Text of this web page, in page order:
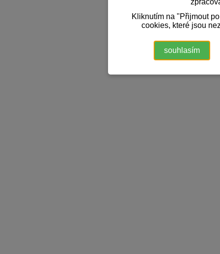
Kliknutím na "Přijmout
cookies, které jsou
souhlasím